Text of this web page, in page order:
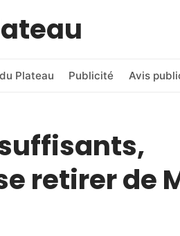
Plateau Publicité Avis
retirer de